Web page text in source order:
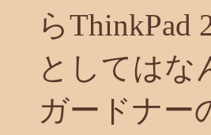
らThinkPad
としてはな
ガードナー